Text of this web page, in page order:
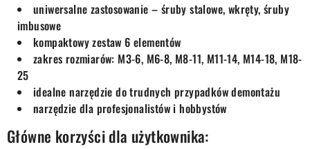
uniwersalne zastosowanie – śruby stalowe, wkręty, śruby
imbusowe
kompaktowy zestaw 6 elementów
zakres rozmiarów: M3-6, M6-8, M8-11, M11-14, M14-18, M18-
25
idealne narzędzie do trudnych przypadków demontażu
narzędzie dla profesjonalistów i hobbystów
Główne korzyści dla użytkownika: